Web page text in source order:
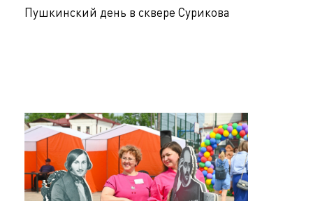
Пушкинский день в сквере Сурикова